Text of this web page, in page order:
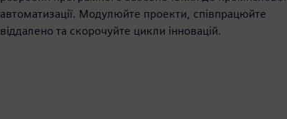
автоматизації. Модулюйте проекти, співпрацюйте
віддалено та скорочуйте цикли інновацій.